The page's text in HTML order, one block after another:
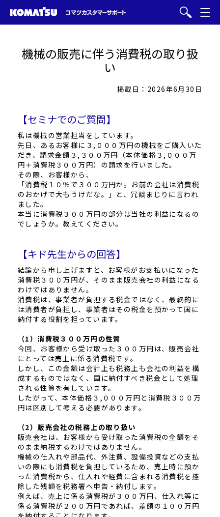
機械の販売に伴う消費税の取り扱
い
掲載日：2026年6月30日
【セミナでのご質問】
私は機械の営業担当をしています。
先日、あるお客様に３,０００万円の機械をご購入いた
だき、請求金額３,３００万円（本体価格３,０００万
円＋消費税３００万円）の請求を行いました。
その際、お客様から、
「消費税１０％で３００万円か。お前の会社は消費税
のおかげで大もうけだな。」と、冗談まじりに言われ
ました。
本当に消費税３００万円の部分は当社の利益になるの
でしょうか。教えてください。
【キド先生からの回答】
結論から申し上げますと、お客様がお支払いになった
消費税３００万円が、そのまま販売会社の利益になる
わけではありません。
消費税は、事業者が負担する税金ではなく、最終的に
は消費者が負担し、事業者はその税金を預かって国に
納付する役割を担っています。
（1）消費税３００万円の性質
今回、お客様から受け取った３００万円は、販売会社
にとっては売上に係る消費税です。
しかし、この金額は会計上も税務上も会社の利益を構
成するものではなく、国に納付すべき税金として処理
される性質を有しています。
したがって、本体価格３,０００万円と消費税３００万
円は区別して考える必要があります。
（2）販売会社の税務上の取り扱い
販売会社は、お客様から受け取った消費税の全額をそ
のまま納税するわけではありません。
機械の仕入れや部品代、外注費、設備投資などの支払
いの際にも消費税を負担しているため、売上時に預か
った消費税から、仕入れや経費に含まれる消費税を控
除した残額を税務署へ申告・納付します。
例えば、売上に係る消費税が３００万円、仕入れ等に
係る消費税が２００万円であれば、差額の１００万円